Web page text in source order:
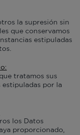
la supresión sin
que conservamos
estipuladas
tratamos sus
estipuladas por la
los Datos
proporcionado,